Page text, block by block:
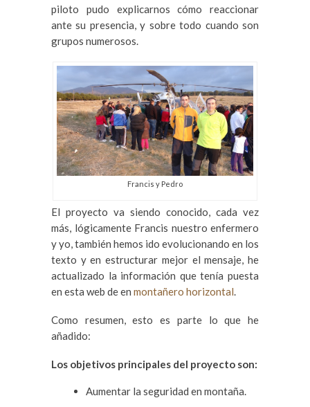
piloto pudo explicarnos cómo reaccionar
ante su presencia, y sobre todo cuando son
grupos numerosos.
Francis y Pedro
El proyecto va siendo conocido, cada vez
más, lógicamente Francis nuestro enfermero
y yo, también hemos ido evolucionando en los
texto y en estructurar mejor el mensaje, he
actualizado la información que tenía puesta
en esta web de en montañero horizontal.
Como resumen, esto es parte lo que he
añadido:
Los objetivos principales del proyecto son:
Aumentar la seguridad en montaña.